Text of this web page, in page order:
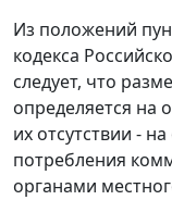
Из положений
кодекса
следует, что
определяется на
их отсутствии -
потребления
органами